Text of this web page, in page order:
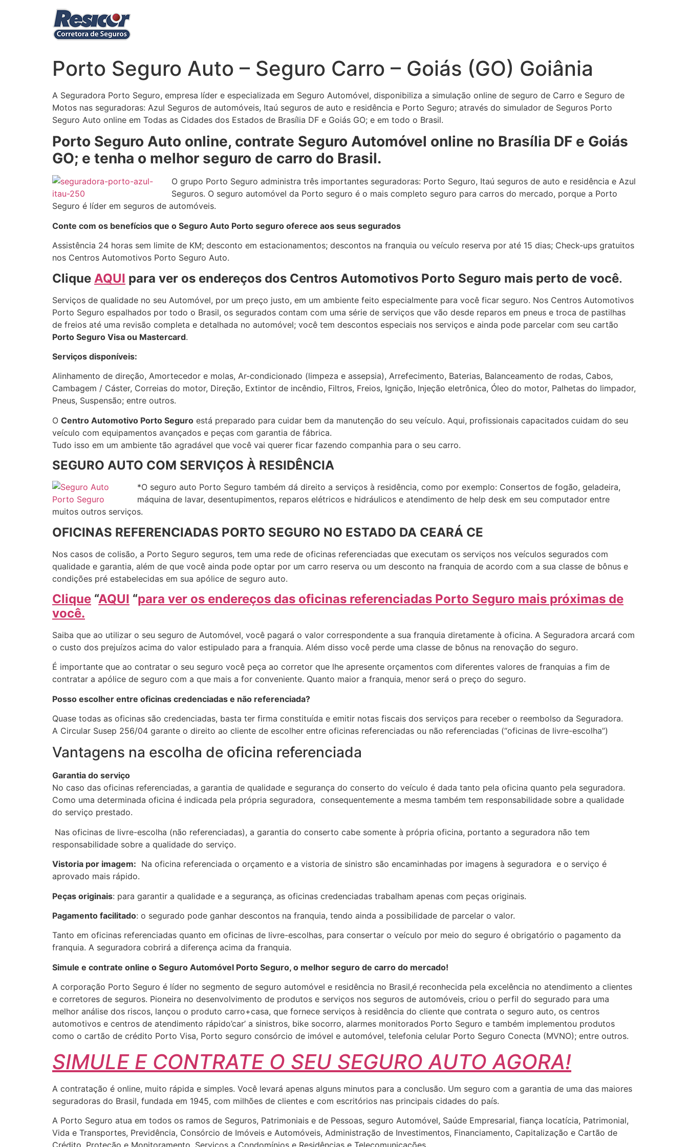
Porto Seguro Auto – Seguro Carro – Goiás (GO) Goiânia
A Seguradora Porto Seguro, empresa líder e especializada em Seguro Automóvel, disponibiliza a simulação online de seguro de Carro e Seguro de
Motos nas seguradoras: Azul Seguros de automóveis, Itaú seguros de auto e residência e Porto Seguro; através do simulador de Seguros Porto
Seguro Auto online em Todas as Cidades dos Estados de Brasília DF e Goiás GO; e em todo o Brasil.
Porto Seguro Auto online, contrate Seguro Automóvel online no Brasília DF e Goiás
GO; e tenha o melhor seguro de carro do Brasil.
O grupo Porto Seguro administra três importantes seguradoras: Porto Seguro, Itaú seguros de auto e residência e Azul
Seguros. O seguro automóvel da Porto seguro é o mais completo seguro para carros do mercado, porque a Porto
Seguro é líder em seguros de automóveis.
Conte com os benefícios que o Seguro Auto Porto seguro oferece aos seus segurados
Assistência 24 horas sem limite de KM; desconto em estacionamentos; descontos na franquia ou veículo reserva por até 15 dias; Check-ups gratuitos
nos Centros Automotivos Porto Seguro Auto.
Clique AQUI para ver os endereços dos Centros Automotivos Porto Seguro mais perto de você.
Serviços de qualidade no seu Automóvel, por um preço justo, em um ambiente feito especialmente para você ficar seguro. Nos Centros Automotivos
Porto Seguro espalhados por todo o Brasil, os segurados contam com uma série de serviços que vão desde reparos em pneus e troca de pastilhas
de freios até uma revisão completa e detalhada no automóvel; você tem descontos especiais nos serviços e ainda pode parcelar com seu cartão
Porto Seguro Visa ou Mastercard.
Serviços disponíveis:
Alinhamento de direção, Amortecedor e molas, Ar-condicionado (limpeza e assepsia), Arrefecimento, Baterias, Balanceamento de rodas, Cabos,
Cambagem / Cáster, Correias do motor, Direção, Extintor de incêndio, Filtros, Freios, Ignição, Injeção eletrônica, Óleo do motor, Palhetas do limpador,
Pneus, Suspensão; entre outros.
O Centro Automotivo Porto Seguro está preparado para cuidar bem da manutenção do seu veículo. Aqui, profissionais capacitados cuidam do seu
veículo com equipamentos avançados e peças com garantia de fábrica.
Tudo isso em um ambiente tão agradável que você vai querer ficar fazendo companhia para o seu carro.
SEGURO AUTO COM SERVIÇOS À RESIDÊNCIA
*O seguro auto Porto Seguro também dá direito a serviços à residência, como por exemplo: Consertos de fogão, geladeira,
máquina de lavar, desentupimentos, reparos elétricos e hidráulicos e atendimento de help desk em seu computador entre
muitos outros serviços.
OFICINAS REFERENCIADAS PORTO SEGURO NO ESTADO DA CEARÁ CE
Nos casos de colisão, a Porto Seguro seguros, tem uma rede de oficinas referenciadas que executam os serviços nos veículos segurados com
qualidade e garantia, além de que você ainda pode optar por um carro reserva ou um desconto na franquia de acordo com a sua classe de bônus e
condições pré estabelecidas em sua apólice de seguro auto.
Clique “AQUI “para ver os endereços das oficinas referenciadas Porto Seguro mais próximas de
você.
Saiba que ao utilizar o seu seguro de Automóvel, você pagará o valor correspondente a sua franquia diretamente à oficina. A Seguradora arcará com
o custo dos prejuízos acima do valor estipulado para a franquia. Além disso você perde uma classe de bônus na renovação do seguro.
É importante que ao contratar o seu seguro você peça ao corretor que lhe apresente orçamentos com diferentes valores de franquias a fim de
contratar a apólice de seguro com a que mais a for conveniente. Quanto maior a franquia, menor será o preço do seguro.
Posso escolher entre oficinas credenciadas e não referenciada?
Quase todas as oficinas são credenciadas, basta ter firma constituída e emitir notas fiscais dos serviços para receber o reembolso da Seguradora.
A Circular Susep 256/04 garante o direito ao cliente de escolher entre oficinas referenciadas ou não referenciadas (“oficinas de livre-escolha”)
Vantagens na escolha de oficina referenciada
Garantia do serviço
No caso das oficinas referenciadas, a garantia de qualidade e segurança do conserto do veículo é dada tanto pela oficina quanto pela seguradora.
Como uma determinada oficina é indicada pela própria seguradora, consequentemente a mesma também tem responsabilidade sobre a qualidade
do serviço prestado.
Nas oficinas de livre-escolha (não referenciadas), a garantia do conserto cabe somente à própria oficina, portanto a seguradora não tem
responsabilidade sobre a qualidade do serviço.
Vistoria por imagem: Na oficina referenciada o orçamento e a vistoria de sinistro são encaminhadas por imagens à seguradora e o serviço é
aprovado mais rápido.
Peças originais: para garantir a qualidade e a segurança, as oficinas credenciadas trabalham apenas com peças originais.
Pagamento facilitado: o segurado pode ganhar descontos na franquia, tendo ainda a possibilidade de parcelar o valor.
Tanto em oficinas referenciadas quanto em oficinas de livre-escolhas, para consertar o veículo por meio do seguro é obrigatório o pagamento da
franquia. A seguradora cobrirá a diferença acima da franquia.
Simule e contrate online o Seguro Automóvel Porto Seguro, o melhor seguro de carro do mercado!
A corporação Porto Seguro é líder no segmento de seguro automóvel e residência no Brasil,é reconhecida pela excelência no atendimento a clientes
e corretores de seguros. Pioneira no desenvolvimento de produtos e serviços nos seguros de automóveis, criou o perfil do segurado para uma
melhor análise dos riscos, lançou o produto carro+casa, que fornece serviços à residência do cliente que contrata o seguro auto, os centros
automotivos e centros de atendimento rápido’car’ a sinistros, bike socorro, alarmes monitorados Porto Seguro e também implementou produtos
como o cartão de crédito Porto Visa, Porto seguro consórcio de imóvel e automóvel, telefonia celular Porto Seguro Conecta (MVNO); entre outros.
SIMULE E CONTRATE O SEU SEGURO AUTO AGORA!
A contratação é online, muito rápida e simples. Você levará apenas alguns minutos para a conclusão. Um seguro com a garantia de uma das maiores
seguradoras do Brasil, fundada em 1945, com milhões de clientes e com escritórios nas principais cidades do país.
A Porto Seguro atua em todos os ramos de Seguros, Patrimoniais e de Pessoas, seguro Automóvel, Saúde Empresarial, fiança locatícia, Patrimonial,
Vida e Transportes, Previdência, Consórcio de Imóveis e Automóveis, Administração de Investimentos, Financiamento, Capitalização e Cartão de
Crédito, Proteção e Monitoramento, Serviços a Condomínios e Residências e Telecomunicações.